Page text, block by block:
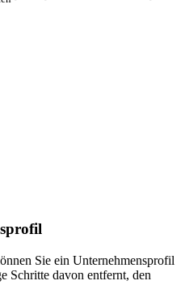
Sie ein Unternehmensprofil
Schritte davon entfernt, den